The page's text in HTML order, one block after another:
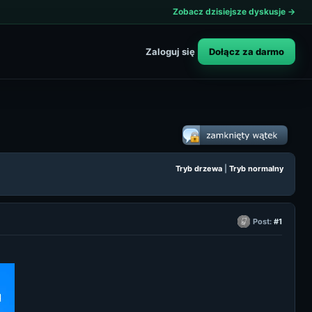
Zobacz dzisiejsze dyskusje →
Zaloguj się Dołącz za darmo
Tryb drzewa Tryb normalny
Post: #1